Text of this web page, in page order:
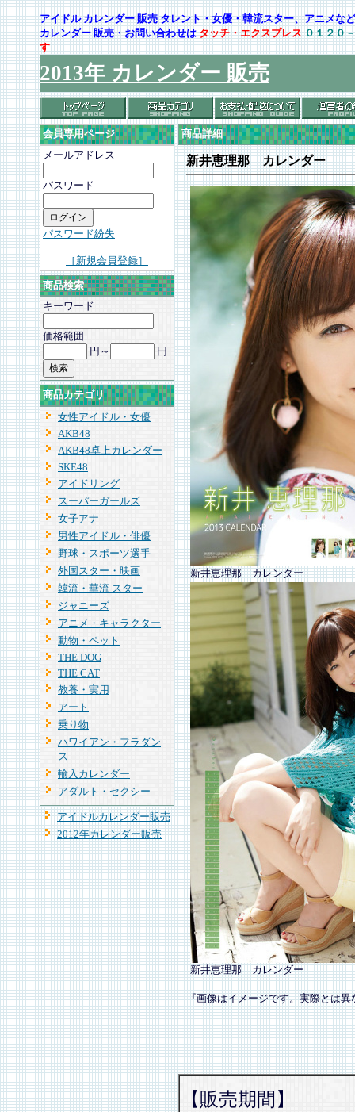
アイドル カレンダー 販売 タレント・女優・韓流スター、アニメ
カレンダー 販売・お問い合わせはタッチ・エクスプレス ０１２０
す
2013年 カレンダー 販売
会員専用ページ
メールアドレス
パスワード
パスワード紛失
［新規会員登録］
商品検索
キーワード
価格範囲
円～
円
商品カテゴリ
女性アイドル・女優
AKB48
AKB48卓上カレンダー
SKE48
アイドリング
スーパーガールズ
女子アナ
男性アイドル・俳優
野球・スポーツ選手
外国スター・映画
韓流・華流 スター
ジャニーズ
アニメ・キャラクター
動物・ペット
THE DOG
THE CAT
教養・実用
アート
乗り物
ハワイアン・フラダン
ス
輸入カレンダー
アダルト・セクシー
アイドルカレンダー販売
2012年カレンダー販売
商品詳細
新井恵理那 カレンダー
新井恵理那 カレンダー
新井恵理那 カレンダー
『画像はイメージです。実際とは
【販売期間】